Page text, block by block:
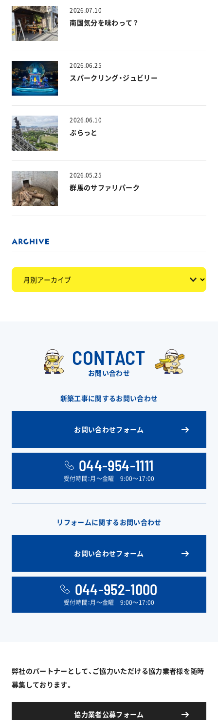
2026.07.10
南国気分を味わって？
2026.06.25
スパークリング・ジュビリー
2026.06.10
ぶらっと
2026.05.25
群馬のサファリパーク
CONTACT
お問い合わせ
新築工事に関するお問い合わせ
お問い合わせフォーム
044-954-1111
受付時間：月〜金曜 9:00〜17:00
リフォームに関するお問い合わせ
お問い合わせフォーム
044-952-1000
受付時間：月〜金曜 9:00〜17:00
弊社のパートナーとして、ご協力いただける協力業者様を随時
募集しております。
協力業者公募フォーム